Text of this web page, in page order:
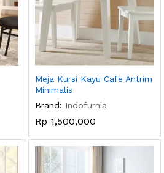
Meja Kursi Kayu Cafe Antrim
Minimalis
Brand: Indofurnia
Rp 1,500,000